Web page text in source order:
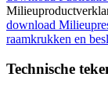
download
raamkrukken en
Technische